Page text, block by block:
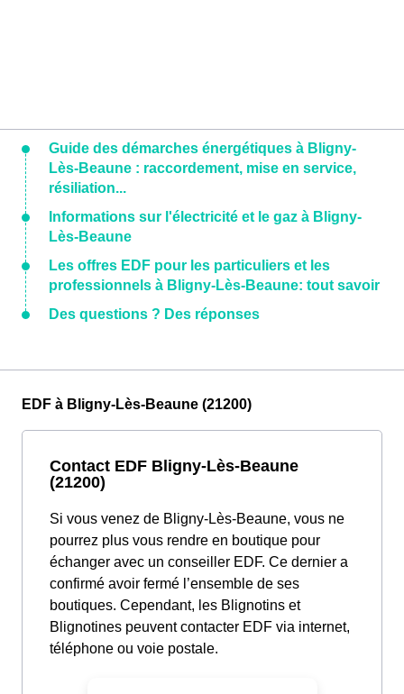
Guide des démarches énergétiques à Bligny-
Lès-Beaune : raccordement, mise en service,
résiliation...
Informations sur l'électricité et le gaz à Bligny-
Lès-Beaune
Les offres EDF pour les particuliers et les
professionnels à Bligny-Lès-Beaune: tout savoir
Des questions ? Des réponses
EDF à Bligny-Lès-Beaune (21200)
Contact EDF Bligny-Lès-Beaune
(21200)
Si vous venez de Bligny-Lès-Beaune, vous ne
pourrez plus vous rendre en boutique pour
échanger avec un conseiller EDF. Ce dernier a
confirmé avoir fermé l’ensemble de ses
boutiques. Cependant, les Blignotins et
Blignotines peuvent contacter EDF via internet,
téléphone ou voie postale.